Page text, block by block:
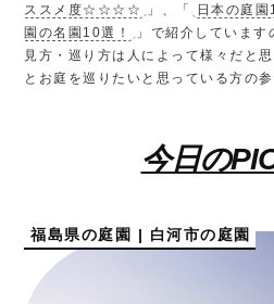
ススメ度☆☆☆☆
」、「
日本の庭
園の名園10選！
」で紹介しています
見方・巡り方は人によって様々だと
とお庭を巡りたいと思っている方の参
今日の
福島県の庭園 | 白河市の庭園